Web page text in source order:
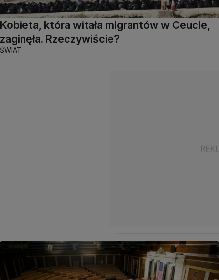
Kobieta, która witała migrantów w Ceucie,
zaginęła. Rzeczywiście?
ŚWIAT